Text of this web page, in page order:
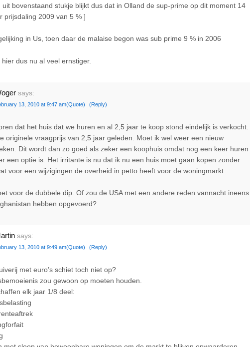
uit bovenstaand stukje blijkt dus dat in Olland de sup-prime op dit moment 14
prijsdaling 2009 van 5 % ]
in Us, toen daar de malaise begon was sub prime 9 % in 2006
dus nu al veel ernstiger.
says:
13, 2010 at 9:47 am(Quote) (Reply)
dat het huis dat we huren en al 2,5 jaar te koop stond eindelijk is verkocht.
originele vraagprijs van 2,5 jaar geleden. Moet ik wel weer een nieuw
Dit wordt dan zo goed als zeker een koophuis omdat nog een keer huren
een optie is. Het irritante is nu dat ik nu een huis moet gaan kopen zonder
voor een wijzigingen de overheid in petto heeft voor de woningmarkt.
voor de dubbele dip. Of zou de USA met een andere reden vannacht ineens
hebben opgevoerd?
says:
13, 2010 at 9:49 am(Quote) (Reply)
met euro’s schiet toch niet op?
zou gewoon op moeten houden.
elk jaar 1/8 deel: